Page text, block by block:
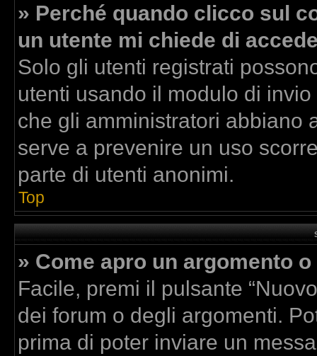
» Perché quando clicco sul
un utente mi chiede di
Solo gli utenti registrati
utenti usando il modulo di
che gli amministratori abbiano
serve a prevenire un uso
parte di utenti anonimi.
Top
» Come apro un argomento
Facile, premi il pulsante
dei forum o degli argomenti.
prima di poter inviare un